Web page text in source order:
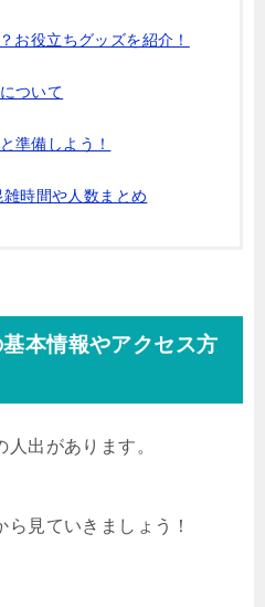
お役立ちグッズを紹介！
ついて
準備しよう！
時間や人数まとめ
本情報やアクセス方
出があります。
見ていきましょう！